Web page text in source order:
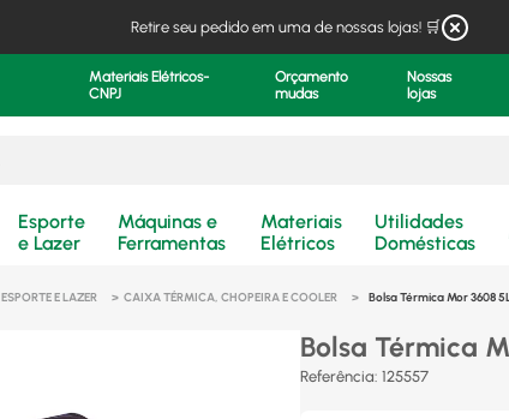
Retire seu pedido em uma de nossas lojas! 🛒
Materiais Elétricos-
CNPJ
Orçamento
mudas
Nossas
lojas
Esporte
e Lazer
Máquinas e
Ferramentas
Materiais
Elétricos
Utilidades
Domésticas
ESPORTE E LAZER CAIXA TÉRMICA, CHOPEIRA E COOLER Bolsa Térmica Mor 3608
Bolsa Térmica
Referência: 125557